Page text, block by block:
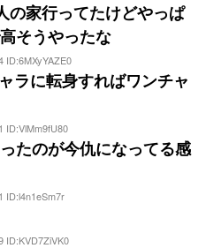
家行ってたけどやっぱ
そうやったな
ID:6MXyYAZE0
ラに転身すればワンチャ
ID:VlMm9fU80
たのが今仇になってる感
ID:l4n1eSm7r
ID:KVD7ZiVK0